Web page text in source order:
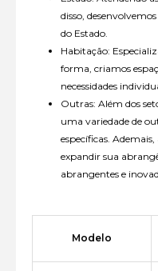
disso,
do Estado.
Habitação:
forma, criamos
necessidades
Outras: Além dos
uma variedade de
específicas.
expandir sua
abrangentes e
Modelo